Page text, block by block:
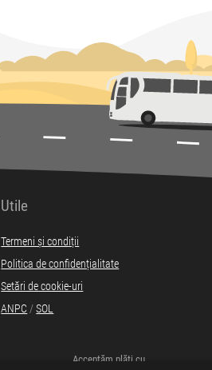
Utile
Termeni și condiții
Politica de confidențialitate
Setări de cookie-uri
ANPC /SOL
Acceptăm plăți cu